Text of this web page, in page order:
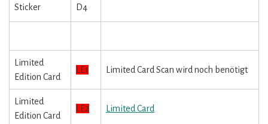
Sticker D4
Limited
Edition Card
LE1 Limited Card Scan wird noch benötigt
Limited
Edition Card
LE2 Limited Card